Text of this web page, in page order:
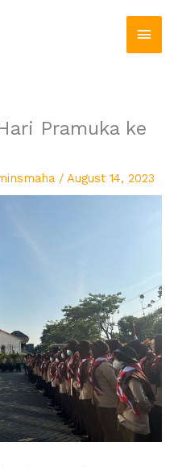
Main
Pramuka ke
/ August 14, 2023